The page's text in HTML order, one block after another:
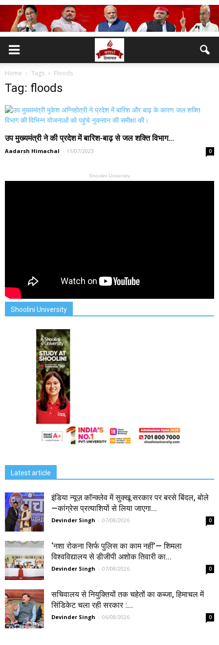
Home Tags Floods
Tag: floods
उप मुख्यमंत्री ने की प्रदेश में बारिश-बाढ़ से जल शक्ति विभाग...
Aadarsh Himachal - 11/07/2023 0
Shoolini University
Shoolini University
Latest article
इंडिया न्यूज़ कॉन्क्लेव में सुक्खू सरकार पर बरसे बिंदल, बोले
—कांग्रेस प्रत्याशियों से लिया जाएगा...
Devinder Singh - 07/08/2026 0
‘नशा रोकना सिर्फ पुलिस का काम नहीं’— शिमला
विश्वविद्यालय से डीजीपी अशोक तिवारी का...
Devinder Singh - 07/08/2026 0
सचिवालय से नियुक्तियों तक चहेतों का कब्जा, हिमाचल में
सिंडिकेट चला रही सरकार :...
Devinder Singh - 06/08/2026 0